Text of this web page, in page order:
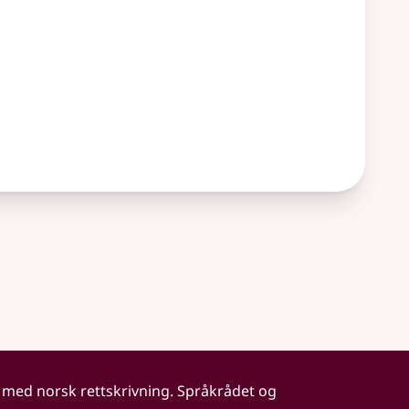
norsk rettskrivning. Språkrådet og